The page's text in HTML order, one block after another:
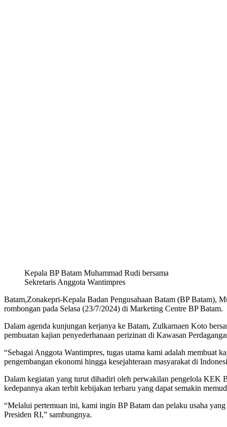
Kepala BP Batam Muhammad Rudi bersama
Sekretaris Anggota Wantimpres
Batam,Zonakepri-Kepala Badan Pengusahaan Batam (BP Batam),
rombongan pada Selasa (23/7/2024) di Marketing Centre BP Batam.
Dalam agenda kunjungan kerjanya ke Batam, Zulkarnaen Koto
pembuatan kajian penyederhanaan perizinan di Kawasan
“Sebagai Anggota Wantimpres, tugas utama kami adalah membuat
pengembangan ekonomi hingga kesejahteraan masyarakat di
Dalam kegiatan yang turut dihadiri oleh perwakilan pengelola KEK
kedepannya akan terbit kebijakan terbaru yang dapat semakin
“Melalui pertemuan ini, kami ingin BP Batam dan pelaku usaha
Presiden RI,” sambungnya.